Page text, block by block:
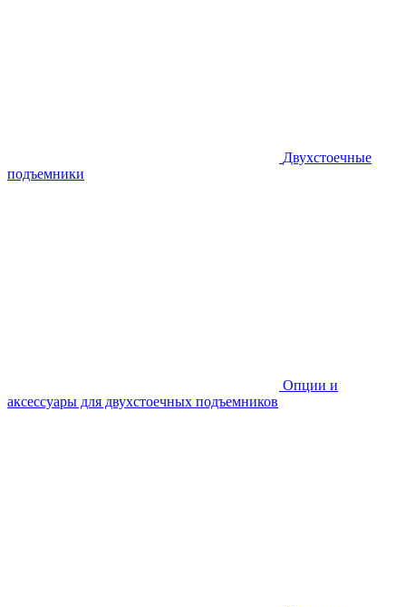
Двухстоечные
подъемники
Опции и
аксессуары для двухстоечных подъемников